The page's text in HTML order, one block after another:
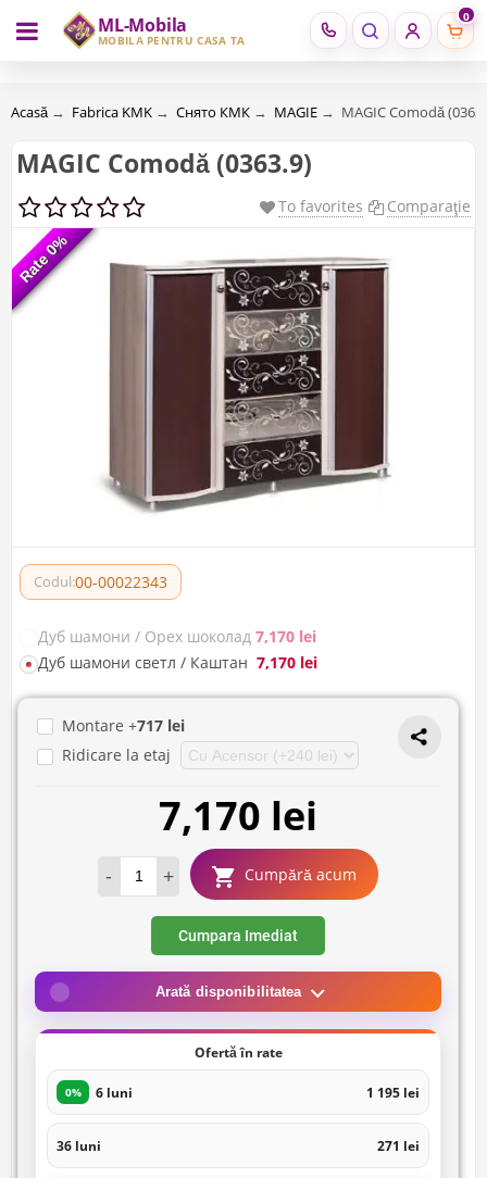
ML-Mobila
MOBILĂ PENTRU CASA TA
0
RU RO
Acasă → Fabrica KMK → Снято КМК → MAGIE → MAGIC Comodă
MAGIC Comodă (0363.9)
To favorites Comparaţie
Rate 0%
Rate 0%
Codul:00-00022343
Дуб шамони / Орех шоколад 7,170 lei
Дуб шамони светл / Каштан 7,170 lei
Montare +717 lei
Ridicare la etaj
7,170 lei
- + Cumpără acum
Cumpara Imediat
Arată disponibilitatea
Ofertă în rate
0% 6 luni 1 195 lei
36 luni 271 lei